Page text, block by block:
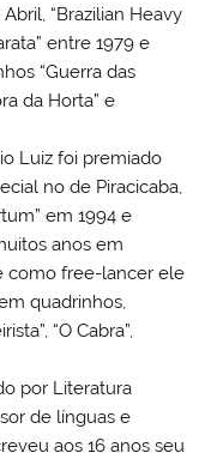
“Brazilian Heavy
entre 1979 e
“Guerra das
da Horta” e
Luiz foi premiado
no de Piracicaba,
em 1994 e
anos em
como free-lancer ele
quadrinhos,
“O Cabra”,
por Literatura
de línguas e
aos 16 anos seu